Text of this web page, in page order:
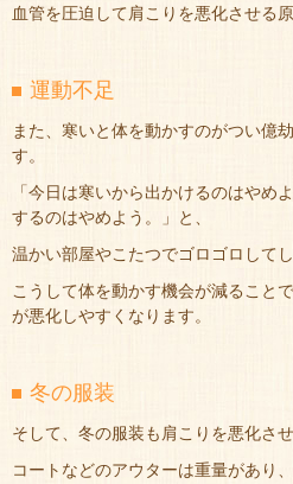
血管を圧迫して肩こりを悪化させる
運動不足
また、寒いと体を動かすのがつい億
す。
「今日は寒いから出かけるのはやめ
するのはやめよう。」と、
温かい部屋やこたつでゴロゴロして
こうして体を動かす機会が減ること
が悪化しやすくなります。
冬の服装
そして、冬の服装も肩こりを悪化さ
コートなどのアウターは重量があり